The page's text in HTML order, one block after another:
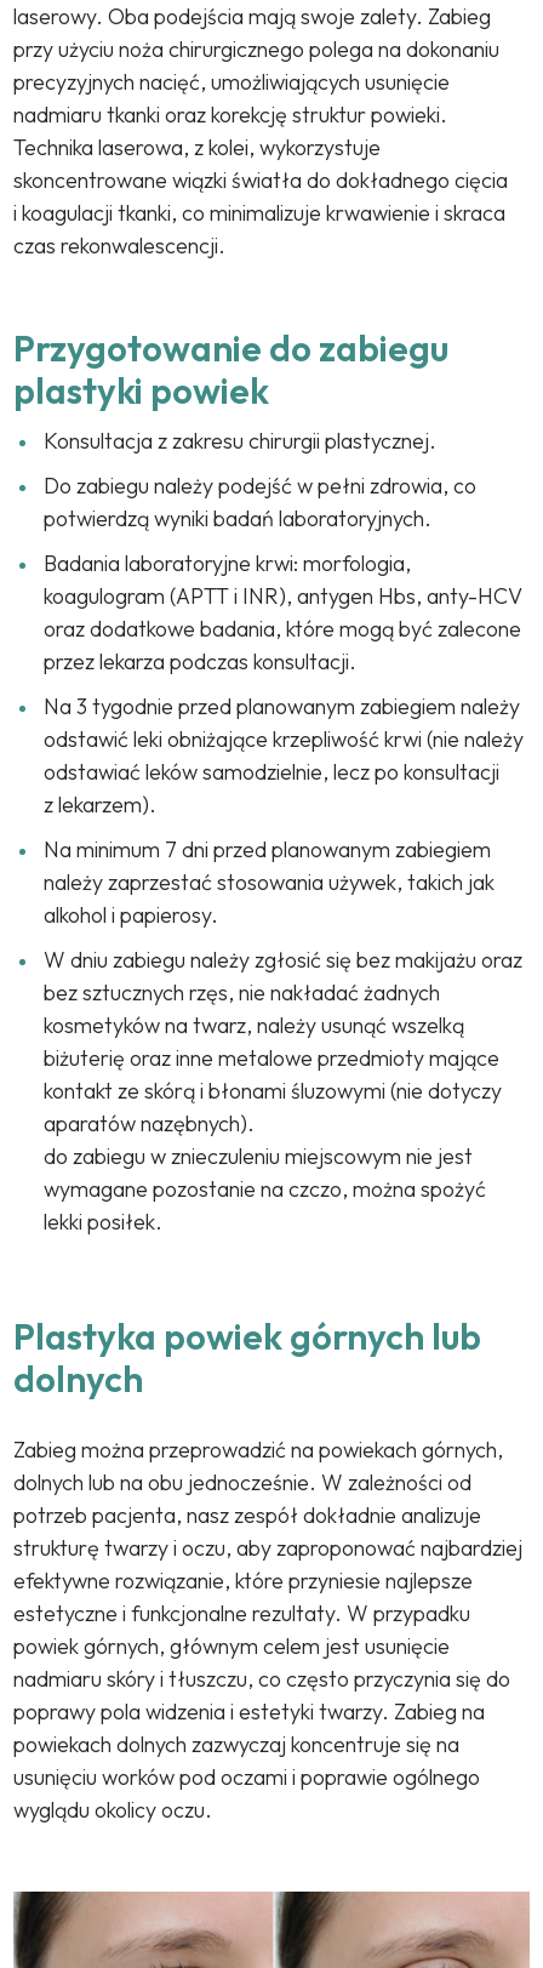
laserowy. Oba podejścia mają swoje zalety. Zabieg
przy użyciu noża chirurgicznego polega na dokonaniu
precyzyjnych nacięć, umożliwiających usunięcie
nadmiaru tkanki oraz korekcję struktur powieki.
Technika laserowa, z kolei, wykorzystuje
skoncentrowane wiązki światła do dokładnego cięcia
i koagulacji tkanki, co minimalizuje krwawienie i skraca
czas rekonwalescencji.
Przygotowanie do zabiegu
plastyki powiek
Konsultacja z zakresu chirurgii plastycznej.
Do zabiegu należy podejść w pełni zdrowia, co
potwierdzą wyniki badań laboratoryjnych.
Badania laboratoryjne krwi: morfologia,
koagulogram (APTT i INR), antygen Hbs, anty-HCV
oraz dodatkowe badania, które mogą być zalecone
przez lekarza podczas konsultacji.
Na 3 tygodnie przed planowanym zabiegiem należy
odstawić leki obniżające krzepliwość krwi (nie należy
odstawiać leków samodzielnie, lecz po konsultacji
z lekarzem).
Na minimum 7 dni przed planowanym zabiegiem
należy zaprzestać stosowania używek, takich jak
alkohol i papierosy.
W dniu zabiegu należy zgłosić się bez makijażu oraz
bez sztucznych rzęs, nie nakładać żadnych
kosmetyków na twarz, należy usunąć wszelką
biżuterię oraz inne metalowe przedmioty mające
kontakt ze skórą i błonami śluzowymi (nie dotyczy
aparatów nazębnych).
do zabiegu w znieczuleniu miejscowym nie jest
wymagane pozostanie na czczo, można spożyć
lekki posiłek.
Plastyka powiek górnych lub
dolnych
Zabieg można przeprowadzić na powiekach górnych,
dolnych lub na obu jednocześnie. W zależności od
potrzeb pacjenta, nasz zespół dokładnie analizuje
strukturę twarzy i oczu, aby zaproponować najbardziej
efektywne rozwiązanie, które przyniesie najlepsze
estetyczne i funkcjonalne rezultaty. W przypadku
powiek górnych, głównym celem jest usunięcie
nadmiaru skóry i tłuszczu, co często przyczynia się do
poprawy pola widzenia i estetyki twarzy. Zabieg na
powiekach dolnych zazwyczaj koncentruje się na
usunięciu worków pod oczami i poprawie ogólnego
wyglądu okolicy oczu.